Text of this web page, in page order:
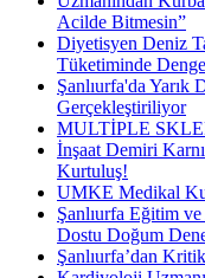
Acilde Bitmesin”
Diyetisyen Deniz
Tüketiminde
Şanlıurfa'da Yarık
Gerçekleştiriliyor
MULTİPLE
İnşaat Demiri
Kurtuluş!
UMKE Medikal
Şanlıurfa Eğitim
Dostu Doğum
Şanlıurfa’dan